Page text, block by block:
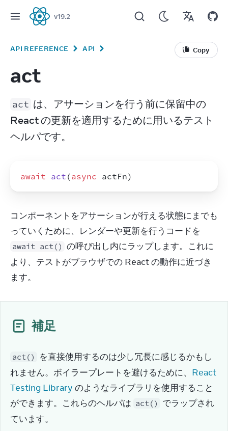
React
v19.2
API REFERENCE API Copy
act
act は、アサーションを行う前に保留中の
React の更新を適用するために用いるテスト
ヘルパです。
await act (async actFn)
コンポーネントをアサーションが行える状態にまでも
await act() の呼び出し内にラップします。これに
より、テストがブラウザでの React の動作に近づき
ます。
補足
act()
を直接使用するのは少し冗長に感じるかもし
れません。ボイラープレートを避けるために、 React
Testing Library のようなライブラリを使用すること
ができます。これらのヘルパは act()
でラップされ
ています。